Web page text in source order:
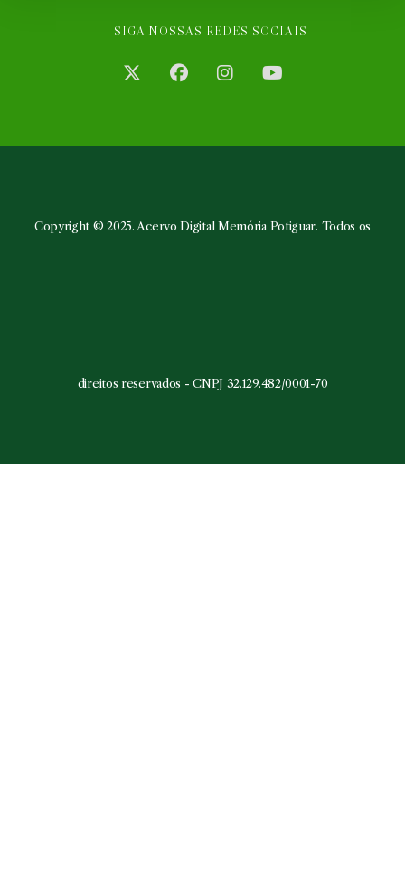
SIGA NOSSAS REDES SOCIAIS
uma
uma
uma
uma
Copyright © 2025. Acervo Digital Memória Potiguar. Todos os
direitos reservados - CNPJ 32.129.482/0001-70